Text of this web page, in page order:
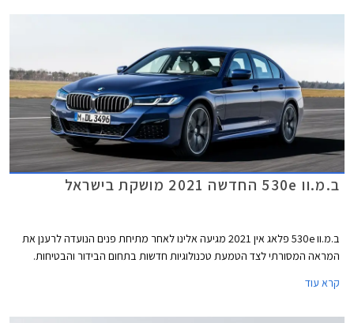
ב.מ.וו 530e החדשה 2021 מושקת בישראל
ב.מ.וו 530e פלאג אין 2021 מגיעה אלינו לאחר מתיחת פנים הנועדה לרענן את
המראה המסורתי לצד הטמעת טכנולוגיות חדשות בתחום הבידור והבטיחות.
קרא עוד